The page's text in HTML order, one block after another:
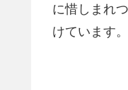
に惜しまれ
けています。